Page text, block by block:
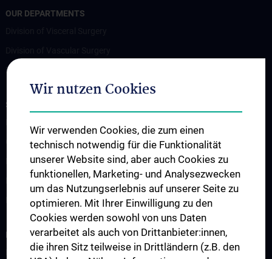
OUR DEPARTMENTS
Division of Transplantation
STUDIES, TRAINING AND FURTHER EDUCATION
Chirurgische Lehre im Humanmedizinstudium N202
Klinisch-Praktisches Jahr (KPJ)
Famulatur
Fellows & Observer
RESEARCH
Forschung Viszeralchirurgie
Wir nutzen Cookies
Wir verwenden Cookies, die zum einen
technisch notwendig für die Funktionalität
unserer Website sind, aber auch Cookies zu
funktionellen, Marketing- und Analysezwecken
um das Nutzungserlebnis auf unserer Seite zu
optimieren. Mit Ihrer Einwilligung zu den
Cookies werden sowohl von uns Daten
verarbeitet als auch von Drittanbieter:innen,
die ihren Sitz teilweise in Drittländern (z.B. den